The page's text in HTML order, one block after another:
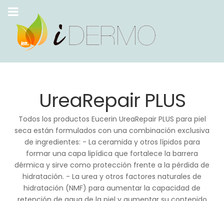
UreaRepair PLUS
Todos los productos Eucerin UreaRepair PLUS para piel
seca están formulados con una combinación exclusiva
de ingredientes: - La ceramida y otros lípidos para
formar una capa lipídica que fortalece la barrera
dérmica y sirve como protección frente a la pérdida de
hidratación. - La urea y otros factores naturales de
hidratación (NMF) para aumentar la capacidad de